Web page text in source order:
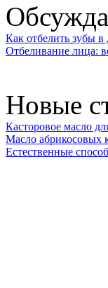
Как отбелить зубы
Отбеливание лица:
Новые
Касторовое масло
Масло абрикосовых
Естественные